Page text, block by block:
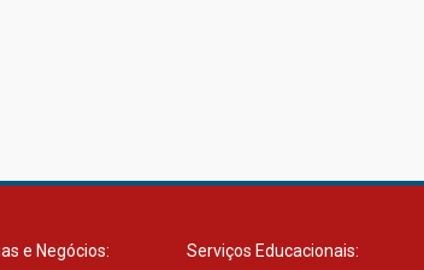
e Negócios:
Serviços Educacionais: